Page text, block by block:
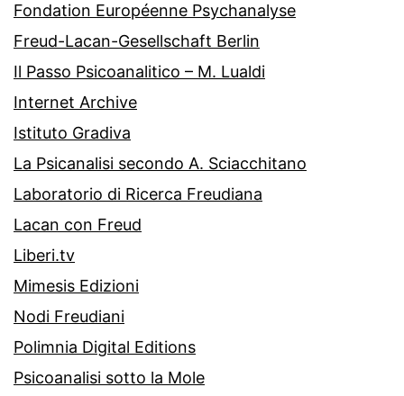
Fondation Européenne Psychanalyse
Freud-Lacan-Gesellschaft Berlin
Il Passo Psicoanalitico – M. Lualdi
Internet Archive
Istituto Gradiva
La Psicanalisi secondo A. Sciacchitano
Laboratorio di Ricerca Freudiana
Lacan con Freud
Liberi.tv
Mimesis Edizioni
Nodi Freudiani
Polimnia Digital Editions
Psicoanalisi sotto la Mole